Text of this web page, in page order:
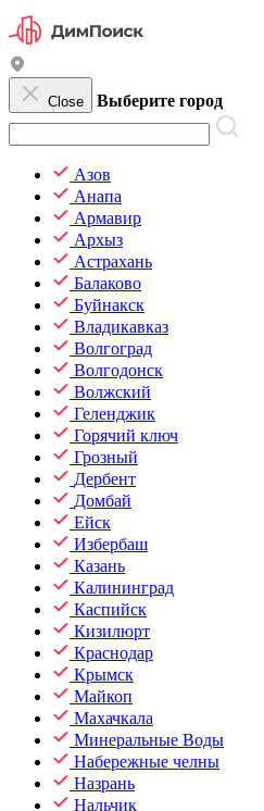
Close Выберите город
Азов
Анапа
Армавир
Архыз
Астрахань
Балаково
Буйнакск
Владикавказ
Волгоград
Волгодонск
Волжский
Геленджик
Горячий ключ
Грозный
Дербент
Домбай
Ейск
Избербаш
Казань
Калининград
Каспийск
Кизилюрт
Краснодар
Крымск
Майкоп
Махачкала
Минеральные Воды
Набережные челны
Назрань
Нальчик